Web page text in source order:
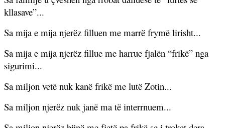
kllasave”...
Sa mija e mija njerëz filluen me marrë frymë lirisht...
Sa mija e mija njerëz fillue me harrue fjalën “frikë” nga
sigurimi...
Sa miljon vetë nuk kanë frikë me lutë Zotin...
Sa miljon njerëz nuk janë ma të interrnuem...